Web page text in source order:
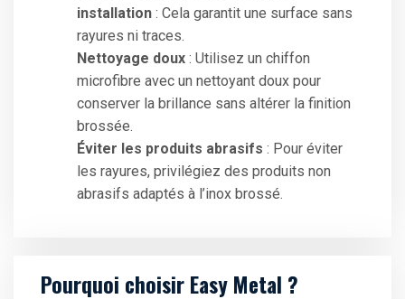
installation : Cela garantit une surface sans
rayures ni traces.
Nettoyage doux : Utilisez un chiffon
microfibre avec un nettoyant doux pour
conserver la brillance sans altérer la finition
brossée.
Éviter les produits abrasifs : Pour éviter
les rayures, privilégiez des produits non
abrasifs adaptés à l’inox brossé.
Pourquoi choisir Easy Metal ?